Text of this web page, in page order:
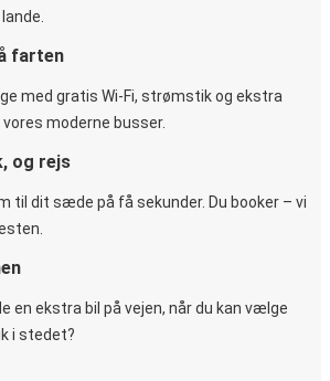
farten
med gratis Wi-Fi, strømstik og ekstra
vores moderne busser.
og rejs
til dit sæde på få sekunder. Du booker – vi
en ekstra bil på vejen, når du kan vælge
i stedet?